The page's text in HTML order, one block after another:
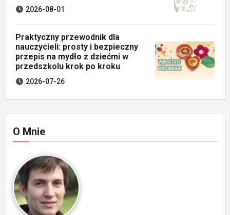
2026-08-01
Praktyczny przewodnik dla
nauczycieli: prosty i bezpieczny
przepis na mydło z dziećmi w
przedszkolu krok po kroku
2026-07-26
O Mnie